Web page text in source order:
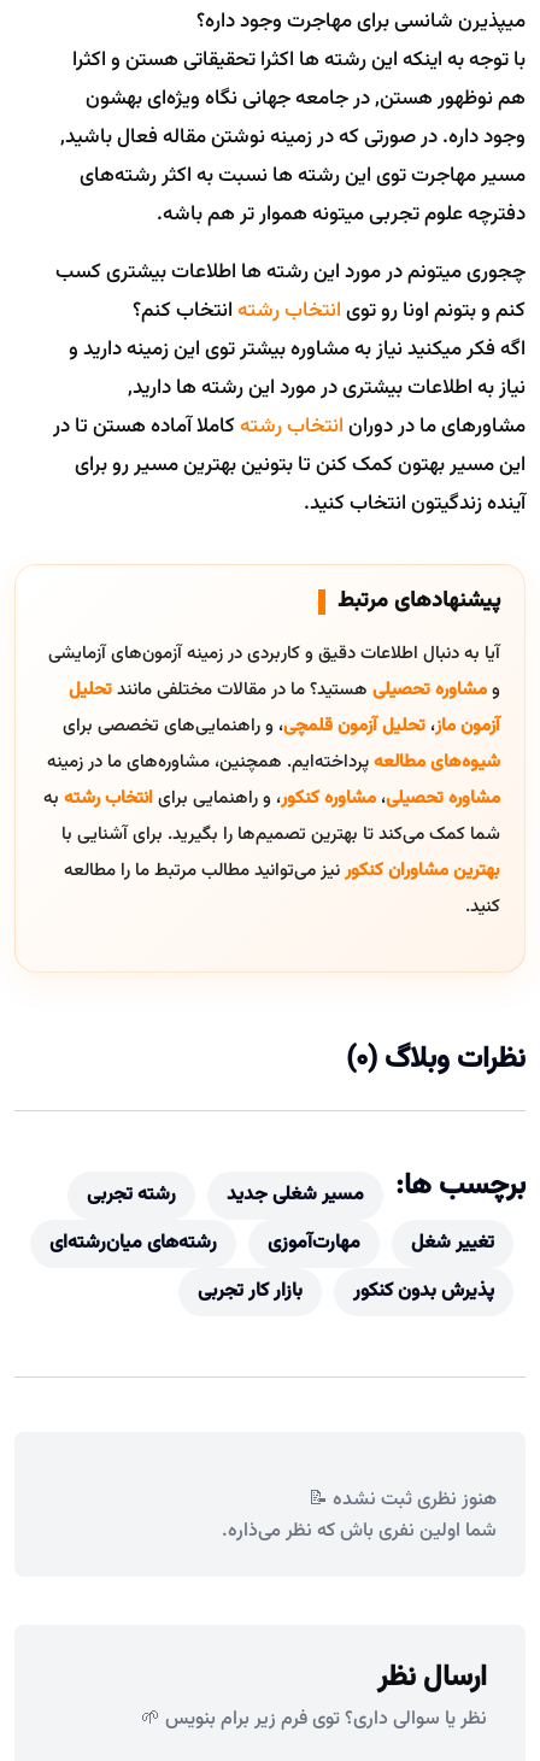
میپذیرن شانسی برای مهاجرت وجود داره؟
با توجه به اینکه این رشته ها اکثرا تحقیقاتی هستن و اکثرا
هم نوظهور هستن, در جامعه جهانی نگاه ویژه‌ای بهشون
وجود داره. در صورتی که در زمینه نوشتن مقاله فعال باشید,
مسیر مهاجرت توی این رشته ها نسبت به اکثر رشته‌های
دفترچه علوم تجربی میتونه هموار تر هم باشه.
چجوری میتونم در مورد این رشته ها اطلاعات بیشتری کسب
کنم و بتونم اونا رو تویانتخاب رشتهانتخاب کنم؟
اگه فکر میکنید نیاز به مشاوره بیشتر توی این زمینه دارید و
نیاز به اطلاعات بیشتری در مورد این رشته ها دارید,
مشاورهای ما در دورانانتخاب رشتهکاملا آماده هستن تا در
این مسیر بهتون کمک کنن تا بتونین بهترین مسیر رو برای
آینده زندگیتون انتخاب کنید.
پیشنهادهای مرتبط
آیا به دنبال اطلاعات دقیق و کاربردی در زمینه آزمون‌های آزمایشی
ومشاوره تحصیلی هستید؟ ما در مقالات مختلفی مانندتحلیل
آزمون ماز، تحلیل آزمون قلمچی، و راهنمایی‌های تخصصی برای
شیوه‌های مطالعهپرداخته‌ایم. همچنین، مشاوره‌های ما در زمینه
مشاوره تحصیلی، مشاوره کنکور، و راهنمایی برایانتخاب رشته به
شما کمک می‌کند تا بهترین تصمیم‌ها را بگیرید. برای آشنایی با
بهترین مشاوران کنکورنیز می‌توانید مطالب مرتبط ما را مطالعه
کنید.
نظرات وبلاگ (0)
برچسب ها: مسیر شغلی جدید
رشته تجربی
تغییر شغل
مهارت‌آموزی
رشته‌های میان‌رشته‌ای
پذیرش بدون کنکور
بازار کار تجربی
هنوز نظری ثبت نشده 📝
شما اولین نفری باش که نظر می‌ذاره.
ارسال نظر
نظر یا سوالی داری؟ توی فرم زیر برام بنویس 🌱